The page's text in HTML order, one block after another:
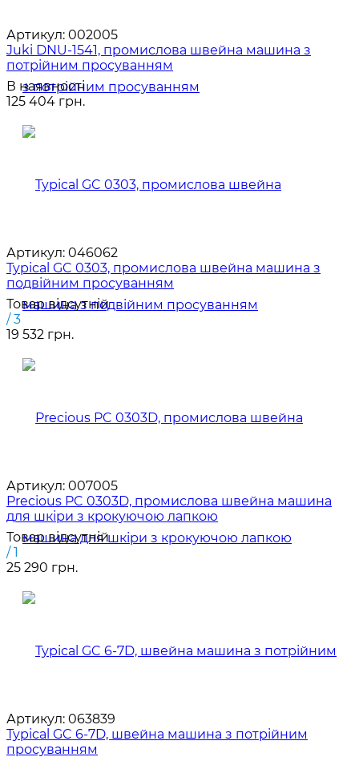
Артикул: 002005
Juki DNU-1541, промислова швейна машина з
потрійним просуванням
В наявності
125 404 грн.
Артикул: 046062
Typical GC 0303, промислова швейна машина з
подвійним просуванням
Товар відсутній
/ 3
19 532 грн.
Артикул: 007005
Precious PC 0303D, промислова швейна машина
для шкіри з крокуючою лапкою
Товар відсутній
/ 1
25 290 грн.
Артикул: 063839
Typical GC 6-7D, швейна машина з потрійним
просуванням